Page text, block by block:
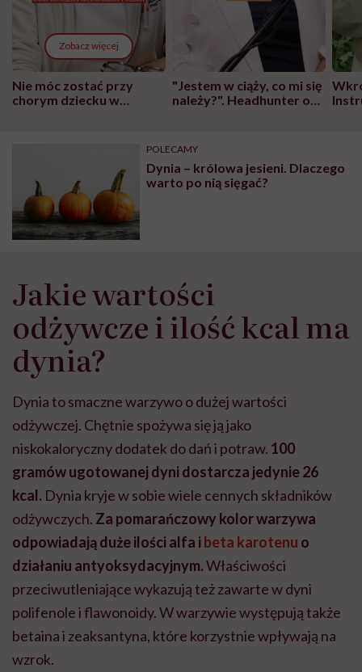
Zobacz więcej
Nie móc zostać przy
chorym dziecku w
"Jestem w ciąży, co mi się
należy?". Headhunter o
pracy
POLECAMY
Dynia – królowa jesieni. Dlaczego
warto po nią sięgać?
Jakie wartości
odżywcze i ilość kcal ma
dynia?
Dynia to smaczne warzywo o dużej wartości
odżywczej. Chętnie spożywa się ją jako
niskokaloryczny dodatek do dań i potraw. 100
gramów ugotowanej dyni dostarcza jedynie 26
kcal. Dynia kryje w sobie wiele cennych składników
odżywczych. Za pomarańczowy kolor warzywa
odpowiadają duże ilości alfa i beta karotenu o
działaniu antyoksydacyjnym.Właściwości
przeciwutleniające wykazują też zawarte w dyni
polifenole i flawonoidy. W warzywie występują także
betaina i zeaksantyna, które korzystnie wpływają na
wzrok.